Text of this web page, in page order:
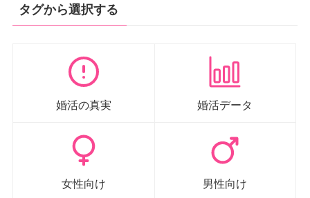
タグから選択する
婚活の真実 婚活データ
女性向け 男性向け